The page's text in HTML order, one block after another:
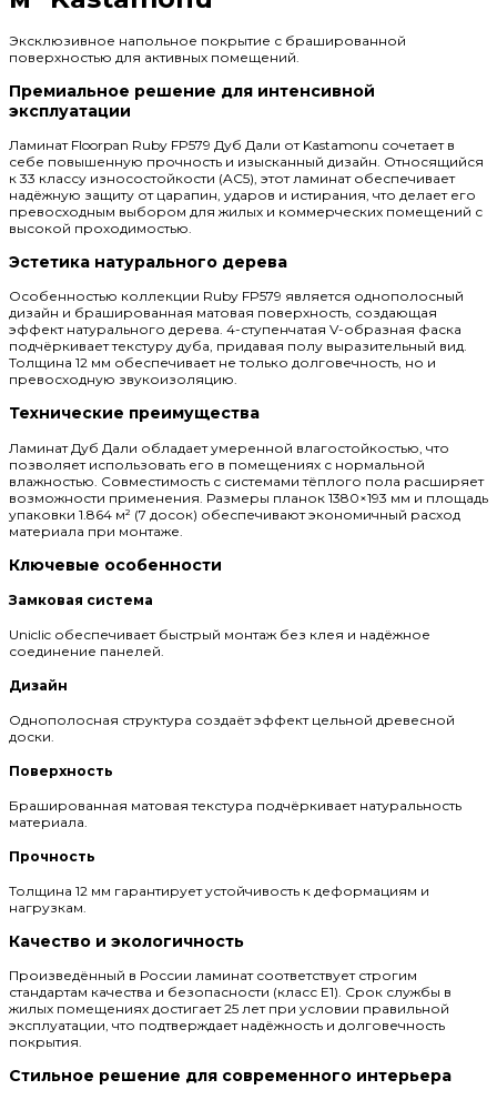
Эксклюзивное напольное покрытие с брашированной
поверхностью для активных помещений.
Премиальное решение для интенсивной
эксплуатации
Ламинат Floorpan Ruby FP579 Дуб Дали от Kastamonu сочетает в
себе повышенную прочность и изысканный дизайн. Относящийся
к 33 классу износостойкости (AC5), этот ламинат обеспечивает
надёжную защиту от царапин, ударов и истирания, что делает его
превосходным выбором для жилых и коммерческих помещений с
высокой проходимостью.
Эстетика натурального дерева
Особенностью коллекции Ruby FP579 является однополосный
дизайн и брашированная матовая поверхность, создающая
эффект натурального дерева. 4-ступенчатая V-образная фаска
подчёркивает текстуру дуба, придавая полу выразительный вид.
Толщина 12 мм обеспечивает не только долговечность, но и
превосходную звукоизоляцию.
Технические преимущества
Ламинат Дуб Дали обладает умеренной влагостойкостью, что
позволяет использовать его в помещениях с нормальной
влажностью. Совместимость с системами тёплого пола расширяет
возможности применения. Размеры планок 1380×193 мм и площадь
упаковки 1.864 м² (7 досок) обеспечивают экономичный расход
материала при монтаже.
Ключевые особенности
Замковая система
Uniclic обеспечивает быстрый монтаж без клея и надёжное
соединение панелей.
Дизайн
Однополосная структура создаёт эффект цельной древесной
доски.
Поверхность
Брашированная матовая текстура подчёркивает натуральность
материала.
Прочность
Толщина 12 мм гарантирует устойчивость к деформациям и
нагрузкам.
Качество и экологичность
Произведённый в России ламинат соответствует строгим
стандартам качества и безопасности (класс E1). Срок службы в
жилых помещениях достигает 25 лет при условии правильной
эксплуатации, что подтверждает надёжность и долговечность
покрытия.
Стильное решение для современного интерьера